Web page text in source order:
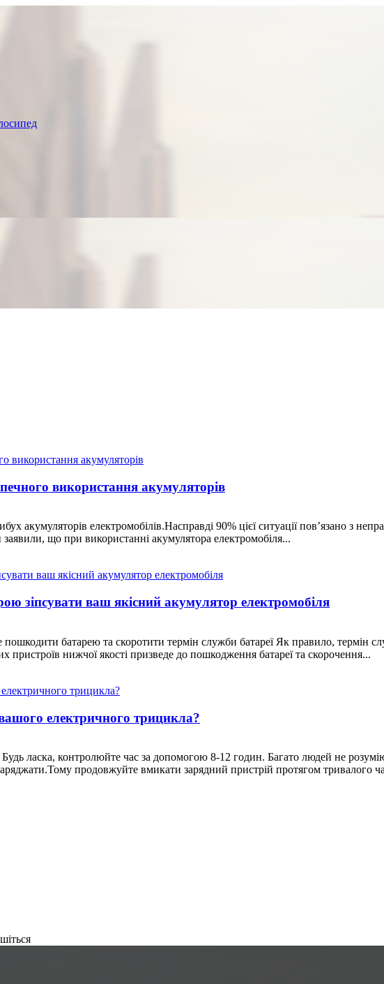
використання акумуляторів
акумуляторів електромобілів.Насправді 90% цієї ситуації пов’язано з
заявили, що при використанні акумулятора електромобіля...
зіпсувати ваш якісний акумулятор електромобіля
пошкодити батарею та скоротити термін служби батареї Як правило, термін
пристроїв нижчої якості призведе до пошкодження батареї та скорочення...
електричного трицикла?
ласка, контролюйте час за допомогою 8-12 годин. Багато людей не
продовжуйте вмикати зарядний пристрій протягом тривалого